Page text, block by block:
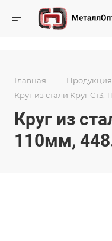
Главная — Продукция
Круг из стали Круг Ст3,
Круг из
110мм,